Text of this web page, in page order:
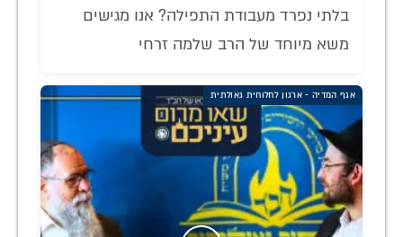
בלתי נפרד מעבודת התפילה? אנו מגישים
משא מיוחד של הרב שלמה זרחי
אגף המדיה - ארגון לחלוחית גאולתית